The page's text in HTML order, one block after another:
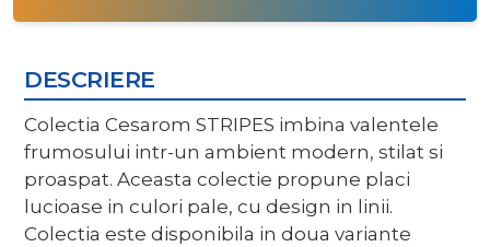
DESCRIERE
Colectia Cesarom STRIPES imbina valentele
frumosului intr-un ambient modern, stilat si
proaspat. Aceasta colectie propune placi
lucioase in culori pale, cu design in linii.
Colectia este disponibila in doua variante